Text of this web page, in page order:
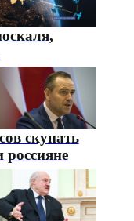
скупать
россияне